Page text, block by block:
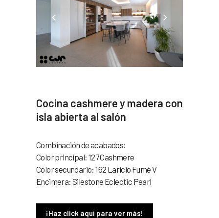
Cocina cashmere y madera con
isla abierta al salón
Combinación de acabados:
Color principal: 127 Cashmere
Color secundario: 162 Laricio Fumé V
Encimera: Silestone Eclectic Pearl
¡Haz click aquí para ver más!